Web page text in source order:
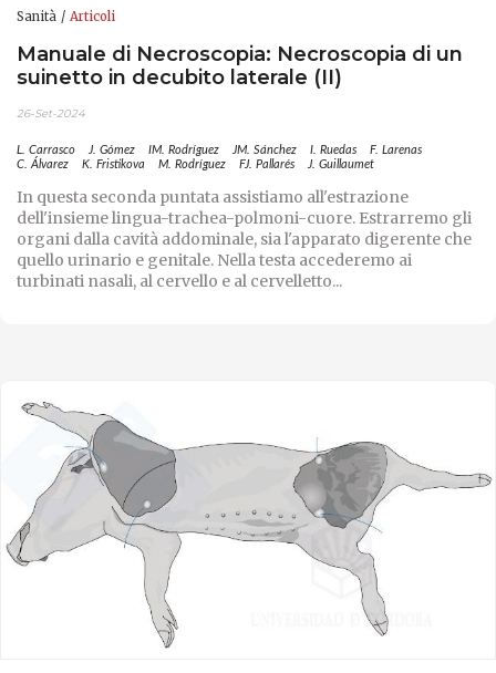
Sanità Articoli
Manuale di Necroscopia: Necroscopia di un
suinetto in decubito laterale (II)
26-Set-2024
L. Carrasco J. Gómez IM. Rodríguez JM. Sánchez I. Ruedas
F. Larenas
C. Álvarez
K. Fristikova M. Rodríguez FJ. Pallarés J. Guillaumet
In questa seconda puntata assistiamo all'estrazione
dell'insieme lingua-trachea-polmoni-cuore. Estrarremo gli
organi dalla cavità addominale, sia l'apparato digerente che
quello urinario e genitale. Nella testa accederemo ai
turbinati nasali, al cervello e al cervelletto...